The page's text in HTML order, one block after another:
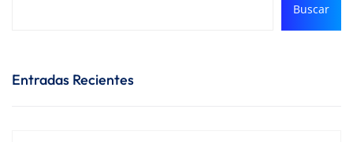
Buscar
Entradas Recientes